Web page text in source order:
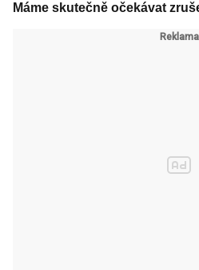
Máme skutečně očekávat